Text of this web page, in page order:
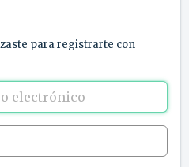
para registrarte con